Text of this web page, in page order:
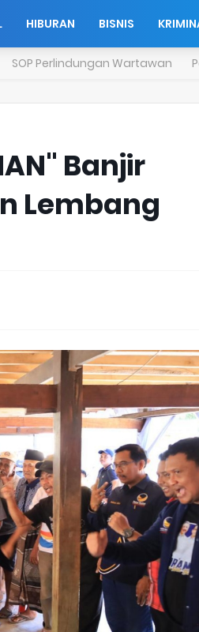
HIBURAN BISNIS
SOP Perlindungan Wartawan
Banjir
Lembang